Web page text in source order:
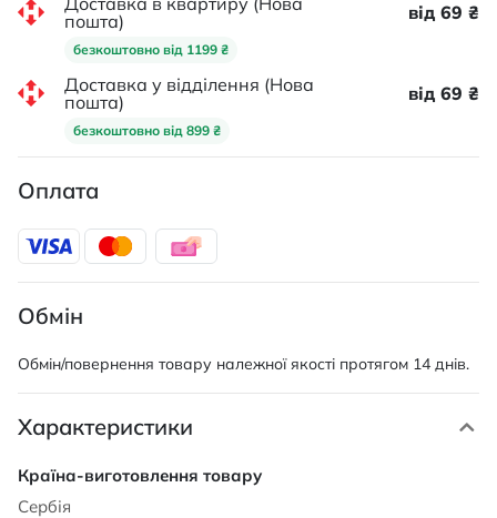
пошта)
безкоштовно від 1199 ₴
від 69 ₴
Доставка у відділення (Нова
пошта)
безкоштовно від 899 ₴
від 69 ₴
Оплата
Обмін
Обмін/повернення товару належної якості протягом 14 днів.
Характеристики
Характеристики
Сербія